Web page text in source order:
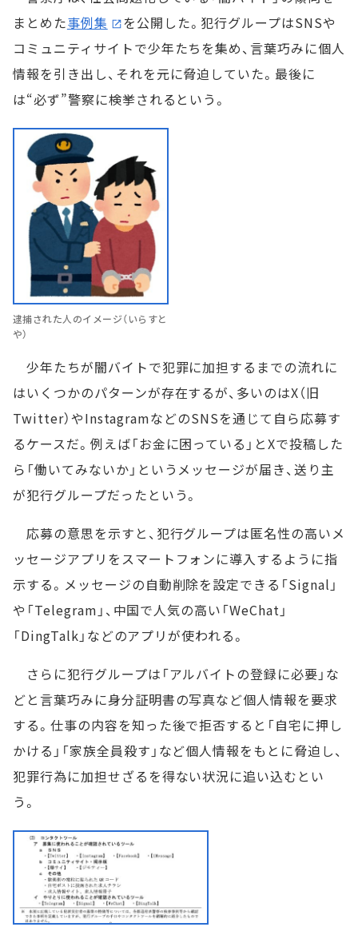
まとめた事例集
を公開した。犯行グループはSNSや
コミュニティサイトで少年たちを集め、言葉巧みに個人
情報を引き出し、それを元に脅迫していた。最後に
は“必ず”警察に検挙されるという。
逮捕された人のイメージ（いらすと
や）
少年たちが闇バイトで犯罪に加担するまでの流れに
はいくつかのパターンが存在するが、多いのはX（旧
Twitter）やInstagramなどのSNSを通じて自ら応募す
るケースだ。例えば「お金に困っている」とXで投稿した
ら「働いてみないか」というメッセージが届き、送り主
が犯行グループだったという。
応募の意思を示すと、犯行グループは匿名性の高いメ
ッセージアプリをスマートフォンに導入するように指
示する。メッセージの自動削除を設定できる「Signal」
や「Telegram」、中国で人気の高い「WeChat」
「DingTalk」などのアプリが使われる。
さらに犯行グループは「アルバイトの登録に必要」な
どと言葉巧みに身分証明書の写真など個人情報を要求
する。仕事の内容を知った後で拒否すると「自宅に押し
かける」「家族全員殺す」など個人情報をもとに脅迫し、
犯罪行為に加担せざるを得ない状況に追い込むとい
う。